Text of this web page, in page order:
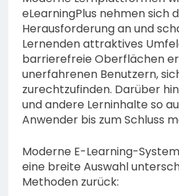
eLearningPlus nehmen sich
Herausforderung an und
Lernenden attraktives
barrierefreie Oberflächen
unerfahrenen Benutzern,
zurechtzufinden. Darüber
und andere Lerninhalte so
Anwender bis zum Schluss
Moderne E-Learning-
eine breite Auswahl
Methoden zurück: